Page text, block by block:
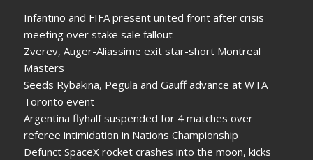
Infantino and FIFA present united front after crisis
meeting over stake sale fallout
Zverev, Auger-Aliassime exit star-short Montreal
Masters
Seeds Rybakina, Pegula and Gauff advance at WTA
Toronto event
Argentina flyhalf suspended for 4 matches over
referee intimidation in Nations Championship
Defunct SpaceX rocket crashes into the moon, kicks